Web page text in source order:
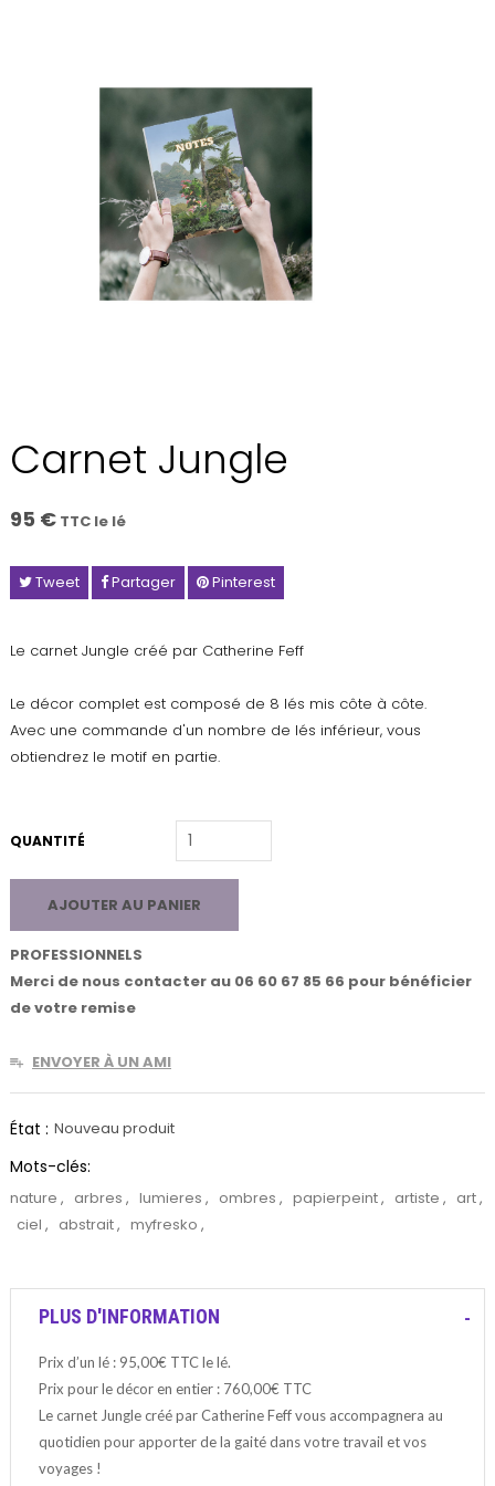
Carnet Jungle
95 € TTC le lé
Tweet Partager Pinterest
Le carnet Jungle créé par Catherine Feff
Le décor complet est composé de 8 lés mis côte à côte.
Avec une commande d'un nombre de lés inférieur, vous
obtiendrez le motif en partie.
QUANTITÉ
AJOUTER AU PANIER
PROFESSIONNELS
Merci de nous contacter au 06 60 67 85 66 pour bénéficier
de votre remise
ENVOYER À UN AMI
État : Nouveau produit
Mots-clés:
nature , arbres , lumieres , ombres , papierpeint, artiste , art,
ciel , abstrait, myfresko ,
PLUS D'INFORMATION
Prix d’un lé : 95,00€ TTC le lé.
Prix pour le décor en entier : 760,00€ TTC
Le carnet Jungle créé par Catherine Feff vous accompagnera au
quotidien pour apporter de la gaité dans votre travail et vos
voyages !